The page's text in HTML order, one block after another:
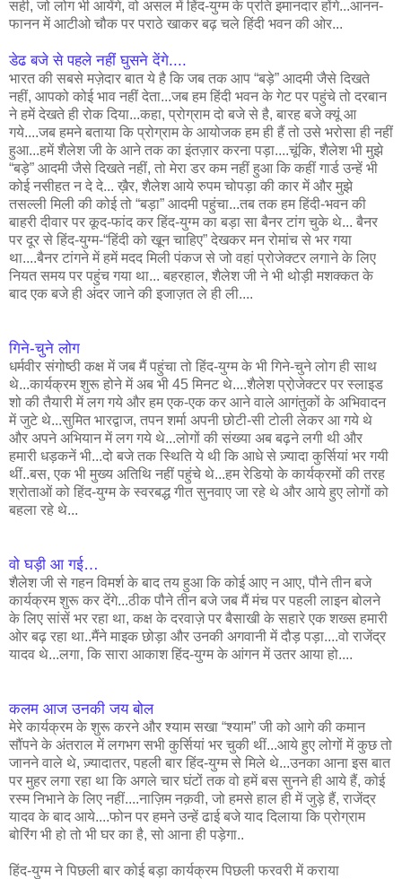
सही, जो लोग भी आयेंगे, वो असल में हिंद-युग्म के प्रति इमानदार होंगे...आनन-
फानन में आटीओ चौक पर पराठे खाकर बढ़ चले हिंदी भवन की ओर...
डेढ बजे से पहले नहीं घुसने देंगे....
भारत की सबसे मज़ेदार बात ये है कि जब तक आप “बड़े” आदमी जैसे दिखते
नहीं, आपको कोई भाव नहीं देता...जब हम हिंदी भवन के गेट पर पहुंचे तो दरबान
ने हमें देखते ही रोक दिया...कहा, प्रोग्राम दो बजे से है, बारह बजे क्यूं आ
गये....जब हमने बताया कि प्रोग्राम के आयोजक हम ही हैं तो उसे भरोसा ही नहीं
हुआ...हमें शैलेश जी के आने तक का इंतज़ार करना पड़ा....चूंकि, शैलेश भी मुझे
“बड़े” आदमी जैसे दिखते नहीं, तो मेरा डर कम नहीं हुआ कि कहीं गार्ड उन्हें भी
कोई नसीहत न दे दे... ख़ैर, शैलेश आये रुपम चोपड़ा की कार में और मुझे
तसल्ली मिली की कोई तो “बड़ा” आदमी पहुंचा...तब तक हम हिंदी-भवन की
बाहरी दीवार पर कूद-फांद कर हिंद-युग्म का बड़ा सा बैनर टांग चुके थे... बैनर
पर दूर से हिंद-युग्म-“हिंदी को खून चाहिए” देखकर मन रोमांच से भर गया
था....बैनर टांगने में हमें मदद मिली पंकज से जो वहां प्रोजेक्टर लगाने के लिए
नियत समय पर पहुंच गया था... बहरहाल, शैलेश जी ने भी थोड़ी मशक्कत के
बाद एक बजे ही अंदर जाने की इजाज़त ले ही ली....
गिने-चुने लोग
धर्मवीर संगोष्ठी कक्ष में जब मैं पहुंचा तो हिंद-युग्म के भी गिने-चुने लोग ही साथ
थे...कार्यक्रम शुरू होने में अब भी 45 मिनट थे....शैलेश प्रो़जेक्टर पर स्लाइड
शो की तैयारी में लग गये और हम एक-एक कर आने वाले आगंतुकों के अभिवादन
में जुटे थे...सुमित भारद्वाज, तपन शर्मा अपनी छोटी-सी टोली लेकर आ गये थे
और अपने अभियान में लग गये थे...लोगों की संख्या अब बढ़ने लगी थी और
हमारी धड़कनें भी...दो बजे तक स्थिति ये थी कि आधे से ज़्यादा कुर्सियां भर गयी
थीं..बस, एक भी मुख्य अतिथि नहीं पहुंचे थे...हम रेडियो के कार्यक्रमों की तरह
श्रोताओं को हिंद-युग्म के स्वरबद्ध गीत सुनवाए जा रहे थे और आये हुए लोगों को
बहला रहे थे...
वो घड़ी आ गई…
शैलेश जी से गहन विमर्श के बाद तय हुआ कि कोई आए न आए, पौने तीन बजे
कार्यक्रम शुरू कर देंगे...ठीक पौने तीन बजे जब मैं मंच पर पहली लाइन बोलने
के लिए सांसें भर रहा था, कक्ष के दरवाज़े पर बैसाखी के सहारे एक शख्स हमारी
ओर बढ़ रहा था..मैंने माइक छोड़ा और उनकी अगवानी में दौड़ पड़ा....वो राजेंद्र
यादव थे...लगा, कि सारा आकाश हिंद-युग्म के आंगन में उतर आया हो....
कलम आज उनकी जय बोल
मेरे कार्यक्रम के शुरू करने और श्याम सखा “श्याम” जी को आगे की कमान
सौंपने के अंतराल में लगभग सभी कुर्सियां भर चुकी थीं...आये हुए लोगों में कुछ तो
जानने वाले थे, ज़्यादातर, पहली बार हिंद-युग्म से मिले थे...उनका आना इस बात
पर मुहर लगा रहा था कि अगले चार घंटों तक वो हमें बस सुनने ही आये हैं, कोई
रस्म निभाने के लिए नहीं....नाज़िम नक़वी, जो हमसे हाल ही में जुड़े हैं, राजेंद्र
यादव के बाद आये....फोन पर हमने उन्हें ढाई बजे याद दिलाया कि प्रोग्राम
बोरिंग भी हो तो भी घर का है, सो आना ही पड़ेगा..
हिंद-युग्म ने पिछली बार कोई बड़ा कार्यक्रम पिछली फरवरी में कराया